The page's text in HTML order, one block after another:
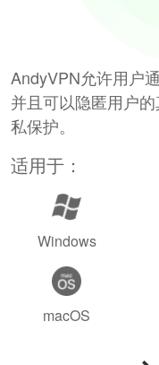
AndyVPN允许用户
并且可以隐匿用户
私保护。
适用于：
Windows
macOS